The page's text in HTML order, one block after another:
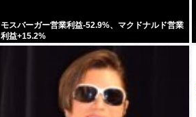
モスバーガー営業利益-52.9%、マクドナルド営業
利益+15.2%